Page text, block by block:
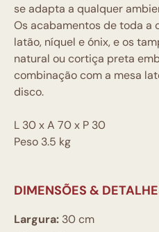
se adapta a qualquer
Os acabamentos de toda a
latão, níquel e ónix, e os
natural ou cortiça preta
combinação com a mesa
disco.
L 30 x A 70 x P 30
Peso 3.5 kg
DIMENSÕES &
Largura: 30 cm